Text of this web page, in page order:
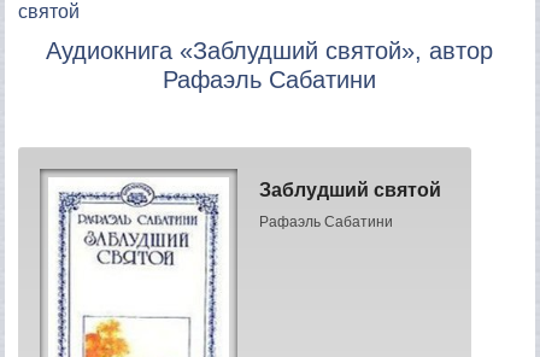
святой
Аудиокнига «Заблудший святой», автор
Рафаэль Сабатини
Заблудший святой
Рафаэль Сабатини